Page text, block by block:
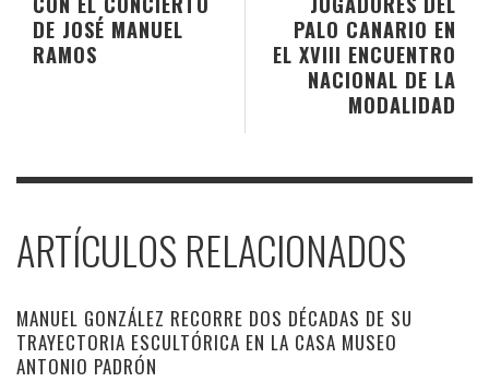
PALO CANARIO EN
EL XVIII ENCUENTRO
NACIONAL DE LA
MODALIDAD
DE JOSÉ MANUEL
RAMOS
ARTÍCULOS RELACIONADOS
MANUEL GONZÁLEZ RECORRE DOS DÉCADAS DE SU
TRAYECTORIA ESCULTÓRICA EN LA CASA MUSEO
ANTONIO PADRÓN